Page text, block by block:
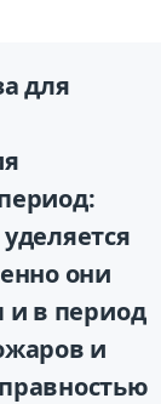
для
они
и в период
и